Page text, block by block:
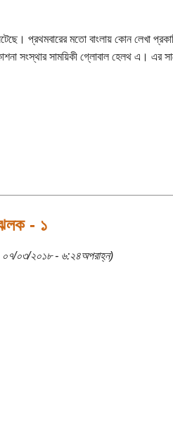
প্রথমবারের মতো বাংলায় কোন লেখা
সংস্থার সাময়িকী গ্লোবাল হেলথ এ। এর
ঝলক - ১
০৭/০৩/২০১৮ - ৬:২৪অপরাহ্ন)